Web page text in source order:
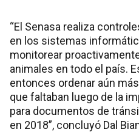
“El Senasa realiza
en los sistemas
monitorear
animales en todo el país.
entonces ordenar aún
que faltaban luego de la
para documentos de
en 2018”, concluyó Dal